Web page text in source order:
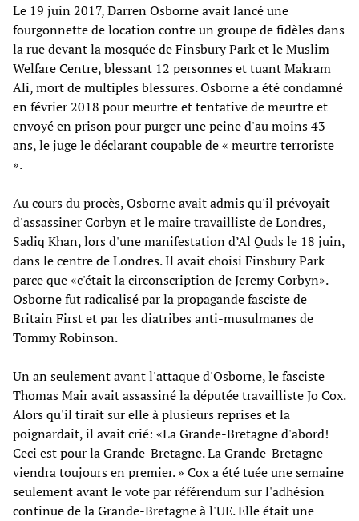
Le 19 juin 2017, Darren Osborne avait lancé une
fourgonnette de location contre un groupe de fidèles dans
la rue devant la mosquée de Finsbury Park et le Muslim
Welfare Centre, blessant 12 personnes et tuant Makram
Ali, mort de multiples blessures. Osborne a été condamné
en février 2018 pour meurtre et tentative de meurtre et
envoyé en prison pour purger une peine d'au moins 43
ans, le juge le déclarant coupable de « meurtre terroriste
».
Au cours du procès, Osborne avait admis qu'il prévoyait
d'assassiner Corbyn et le maire travailliste de Londres,
Sadiq Khan, lors d'une manifestation d’Al Quds le 18 juin,
dans le centre de Londres. Il avait choisi Finsbury Park
parce que «c'était la circonscription de Jeremy Corbyn».
Osborne fut radicalisé par la propagande fasciste de
Britain First et par les diatribes anti-musulmanes de
Tommy Robinson.
Un an seulement avant l'attaque d'Osborne, le fasciste
Thomas Mair avait assassiné la députée travailliste Jo Cox.
Alors qu'il tirait sur elle à plusieurs reprises et la
poignardait, il avait crié: «La Grande-Bretagne d'abord!
Ceci est pour la Grande-Bretagne. La Grande-Bretagne
viendra toujours en premier. » Cox a été tuée une semaine
seulement avant le vote par référendum sur l'adhésion
continue de la Grande-Bretagne à l'UE. Elle était une